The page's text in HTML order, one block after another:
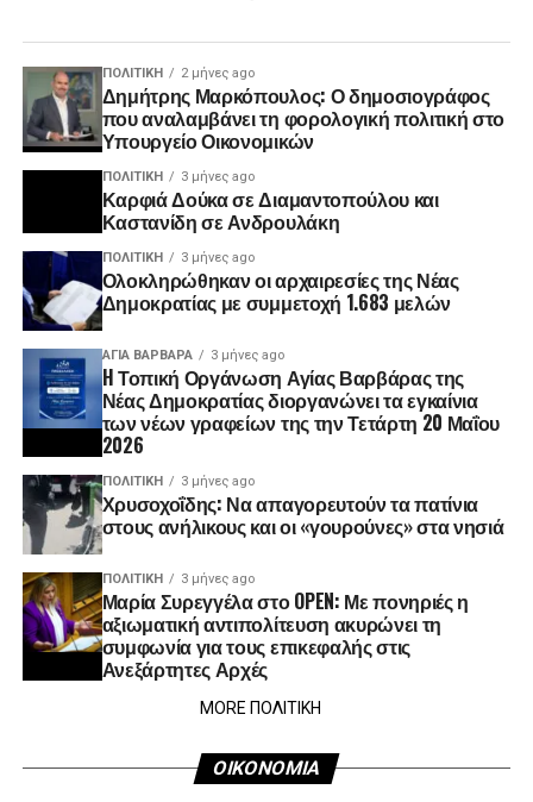
ΠΟΛΙΤΙΚΉ 2 μήνες ago
Δημήτρης Μαρκόπουλος: Ο δημοσιογράφος
που αναλαμβάνει τη φορολογική πολιτική στο
Υπουργείο Οικονομικών
ΠΟΛΙΤΙΚΉ 3 μήνες ago
Καρφιά Δούκα σε Διαμαντοπούλου και
Καστανίδη σε Ανδρουλάκη
ΠΟΛΙΤΙΚΉ 3 μήνες ago
Ολοκληρώθηκαν οι αρχαιρεσίες της Νέας
Δημοκρατίας με συμμετοχή 1.683 μελών
ΑΓΙΑ ΒΑΡΒΑΡΑ 3 μήνες ago
H Τοπική Οργάνωση Αγίας Βαρβάρας της
Νέας Δημοκρατίας διοργανώνει τα εγκαίνια
των νέων γραφείων της την Τετάρτη 20 Μαΐου
2026
ΠΟΛΙΤΙΚΉ 3 μήνες ago
Χρυσοχοΐδης: Να απαγορευτούν τα πατίνια
στους ανήλικους και οι «γουρούνες» στα νησιά
ΠΟΛΙΤΙΚΉ 3 μήνες ago
Μαρία Συρεγγέλα στο OPEN: Με πονηριές η
αξιωματική αντιπολίτευση ακυρώνει τη
συμφωνία για τους επικεφαλής στις
Ανεξάρτητες Αρχές
MORE ΠΟΛΙΤΙΚΗ
ΟΙΚΟΝΟΜΙΑ